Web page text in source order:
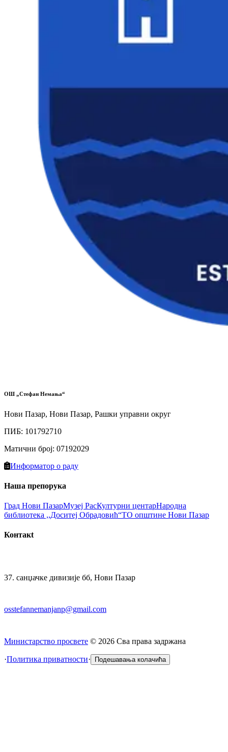
ОШ „Стефан Немања“
Нови Пазар, Нови Пазар, Рашки управни округ
ПИБ: 101792710
Матични број: 07192029
Информатор о раду
Наша препорука
Град Нови ПазaрМузеј РасКултурни цeнтарНародна
библиотекa ,,Доситеј Обрадовић“ТО општине Нови Пазар
Контакt
37. санџачке дивизије бб, Нови Пазар
osstefannemanjanp@gmail.com
Министарство просвете © 2026 Сва права задржана
·Политика приватности· Подешавања колачића